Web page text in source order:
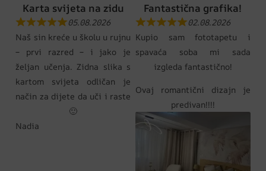
Karta svijeta na zidu
05.08.2026
Naš sin kreće u školu u rujnu
– prvi razred – i jako je
željan učenja. Zidna slika s
kartom svijeta odličan je
način za dijete da uči i raste
🙂
Nadia
Fantastična grafika!
02.08.2026
Kupio sam fototapetu i
spavaća soba mi sada
izgleda fantastično!
Ovaj romantični dizajn je
predivan!!!!